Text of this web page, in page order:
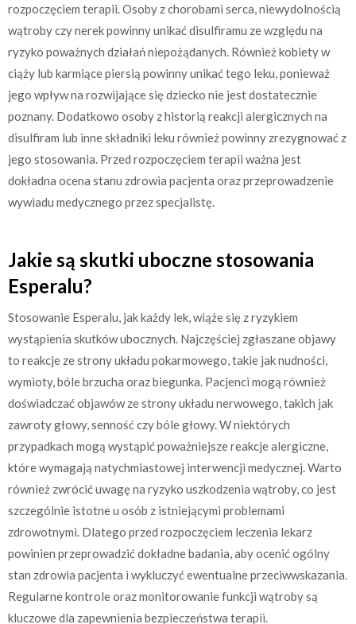
rozpoczęciem terapii. Osoby z chorobami serca, niewydolnością
wątroby czy nerek powinny unikać disulfiramu ze względu na
ryzyko poważnych działań niepożądanych. Również kobiety w
ciąży lub karmiące piersią powinny unikać tego leku, ponieważ
jego wpływ na rozwijające się dziecko nie jest dostatecznie
poznany. Dodatkowo osoby z historią reakcji alergicznych na
disulfiram lub inne składniki leku również powinny zrezygnować z
jego stosowania. Przed rozpoczęciem terapii ważna jest
dokładna ocena stanu zdrowia pacjenta oraz przeprowadzenie
wywiadu medycznego przez specjalistę.
Jakie są skutki uboczne stosowania
Esperalu?
Stosowanie Esperalu, jak każdy lek, wiąże się z ryzykiem
wystąpienia skutków ubocznych. Najczęściej zgłaszane objawy
to reakcje ze strony układu pokarmowego, takie jak nudności,
wymioty, bóle brzucha oraz biegunka. Pacjenci mogą również
doświadczać objawów ze strony układu nerwowego, takich jak
zawroty głowy, senność czy bóle głowy. W niektórych
przypadkach mogą wystąpić poważniejsze reakcje alergiczne,
które wymagają natychmiastowej interwencji medycznej. Warto
również zwrócić uwagę na ryzyko uszkodzenia wątroby, co jest
szczególnie istotne u osób z istniejącymi problemami
zdrowotnymi. Dlatego przed rozpoczęciem leczenia lekarz
powinien przeprowadzić dokładne badania, aby ocenić ogólny
stan zdrowia pacjenta i wykluczyć ewentualne przeciwwskazania.
Regularne kontrole oraz monitorowanie funkcji wątroby są
kluczowe dla zapewnienia bezpieczeństwa terapii.